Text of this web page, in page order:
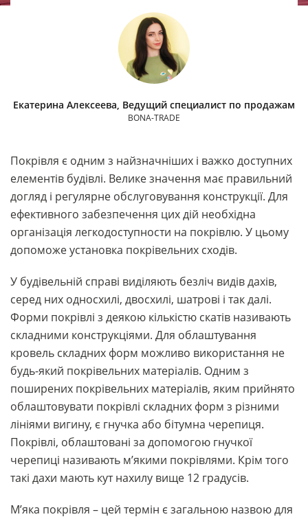
Екатерина Алексеева, Ведущий специалист по продажам
BONA-TRADE
Покрівля є одним з найзначніших і важко доступних
елементів будівлі. Велике значення має правильний
догляд і регулярне обслуговування конструкції. Для
ефективного забезпечення цих дій необхідна
організація легкодоступности на покрівлю. У цьому
допоможе установка покрівельних сходів.
У будівельній справі виділяють безліч видів дахів,
серед них односхилі, двосхилі, шатрові і так далі.
Форми покрівлі з деякою кількістю скатів називають
складними конструкціями. Для облаштування
кровель складних форм можливо використання не
будь-який покрівельних матеріалів. Одним з
поширених покрівельних матеріалів, яким прийнято
облаштовувати покрівлі складних форм з різними
лініями вигину, є гнучка або бітумна черепиця.
Покрівлі, облаштовані за допомогою гнучкої
черепиці називають м’якими покрівлями. Крім того
такі дахи мають кут нахилу вище 12 градусів.
М’яка покрівля – цей термін є загальною назвою для